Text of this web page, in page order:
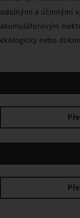
odolnými a účinnými
akumulátorovým
ekologicky nebo